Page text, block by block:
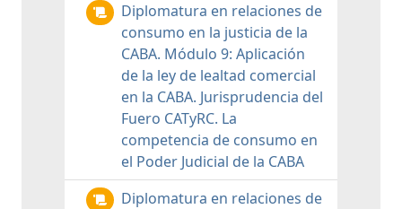
Diplomatura en relaciones de
consumo en la justicia de la
CABA. Módulo 9: Aplicación
de la ley de lealtad comercial
en la CABA. Jurisprudencia del
Fuero CATyRC. La
competencia de consumo en
el Poder Judicial de la CABA
Diplomatura en relaciones de